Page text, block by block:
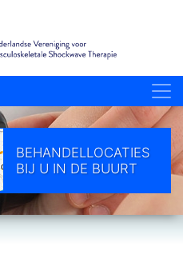
BEHANDELLOCATIES
BIJ U IN DE BUURT